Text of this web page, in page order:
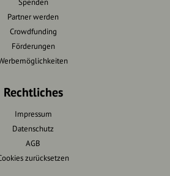
Spenden
Partner werden
Crowdfunding
Förderungen
Rechtliches
Impressum
Datenschutz
AGB
zurücksetzen